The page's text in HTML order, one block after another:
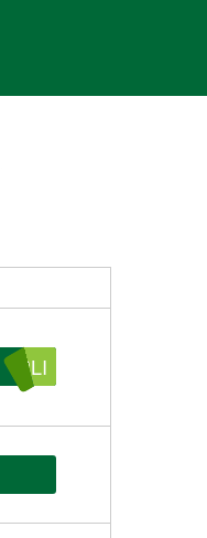
RLI